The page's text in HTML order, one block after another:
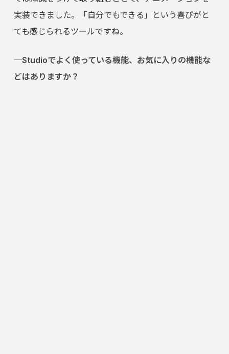
実装できました。「自分でもできる」という喜びがと
ても感じられるツールですね。
─Studioでよく使っている機能、お気に入りの機能な
どはありますか？